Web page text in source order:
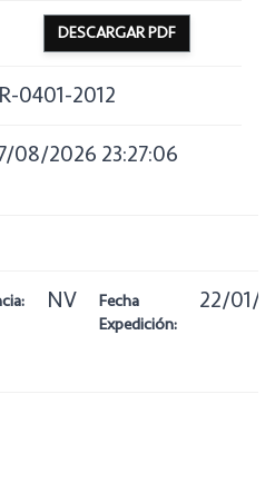
DESCARGAR PDF
0401-2012
08/2026 23:27:06
NV
Fecha
Expedición:
22/01/